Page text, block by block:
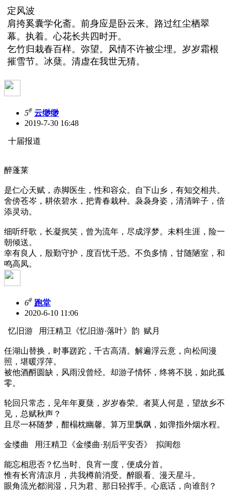
定风波
肩挎奚囊学化斋。前身应是卧云来。路过红尘栖翠
幕。执着。心花长共四时开。
乞竹归栽春百样。弥望。风情不许被尘埋。岁岁霜根
摧雪节。冰蘖。清虚在我世无猜。
5# 云缈缈
2019-7-30 16:48
十届报道
醉蓬莱
是仁心天赋，赤脚医生，性和容众。自下山乡，有知交相共。
舍傍苍岑，耕依碧水，把青春栽种。袅袅身姿，清清眸子，倍
添灵动。
细听纤歌，长凝抿笑，曾为流年，尽成浮梦。未料生涯，险一
朝倾送。
幸有良人，殷勤守护，度百忧千恐。不负多情，甘随陋室，和
鸣高凤。
6# 跑堂
2020-6-10 11:06
忆旧游 用汪精卫《忆旧游·落叶》韵 赋月
任湖山替换，时事蹉跎，千古高清。解遍浮云意，向松间漫
照，堪暖浮萍。
被他酒酹圆缺，风雨没曾经。却游子情怀，终将不脱，如此孤
零。
轮回只常态，见年年夏蘖，岁岁春荣。者莫人何是，望故乡不
见，总赋秋声？
且尽一杯随梦，酣榻枕幽馨。算万里飘飖，如弹指外烟水程。
金缕曲 用汪精卫《金缕曲·别后平安否》 拟闺怨
能忘相思否？忆当时、良宵一度，便成分首。
惟有长宵清凉月，共我樽前消受。醉眼看、漫天星斗。
眼角流光都润湿，只为君、那日轻挥手。心底话，向谁剖？